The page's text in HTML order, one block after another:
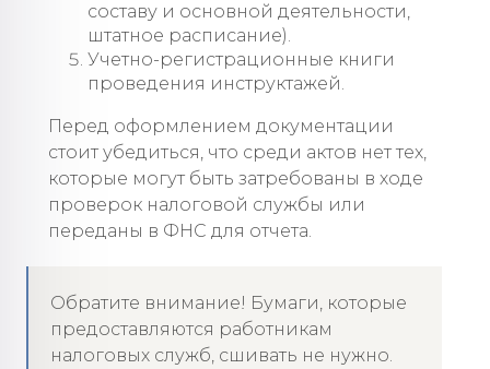
составу и основной деятельности,
штатное расписание).
Учетно-регистрационные книги
проведения инструктажей.
Перед оформлением документации
стоит убедиться, что среди актов нет тех,
которые могут быть затребованы в ходе
проверок налоговой службы или
переданы в ФНС для отчета.
Обратите внимание! Бумаги, которые
предоставляются работникам
налоговых служб, сшивать не нужно.